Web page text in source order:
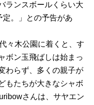
ランスボールくらい大
定。」との予告があ
々木公園に着くと、す
ボン玉飛ばしは始まっ
わらず、多くの親子が
もたちが大きなシャボ
さんは、サヤエン